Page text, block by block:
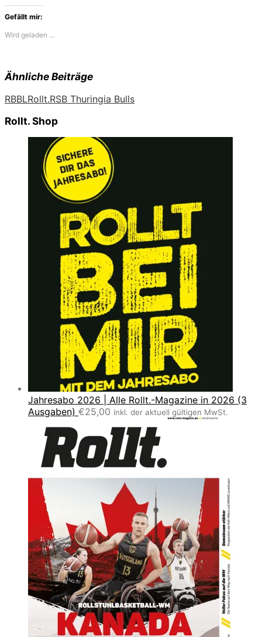
Gefällt mir:
Wird geladen …
Ähnliche Beiträge
RBBLRollt.RSB Thuringia Bulls
Rollt. Shop
Jahresabo 2026 | Alle Rollt.-Magazine in 2026 (3
Ausgaben) €25,00 inkl. der aktuell gültigen MwSt.